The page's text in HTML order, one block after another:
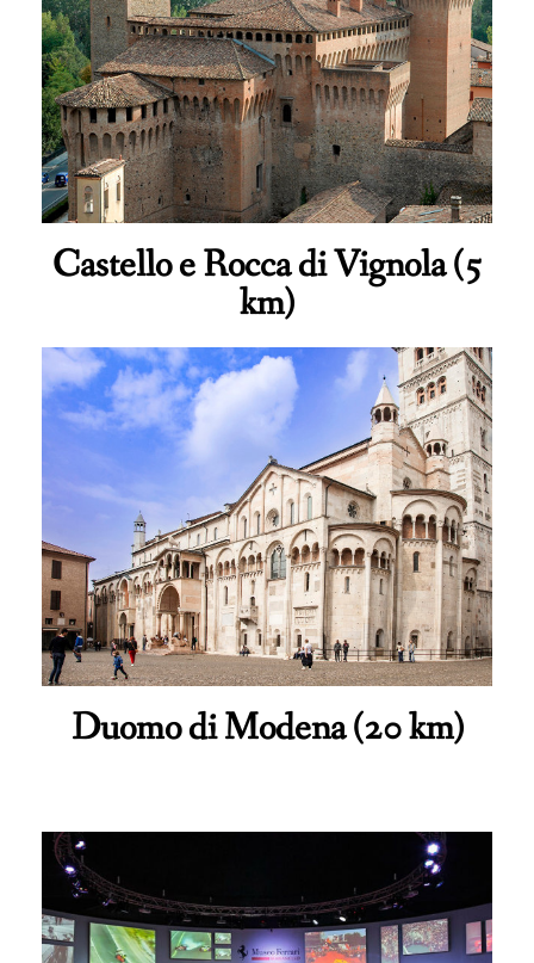
Castello e Rocca di Vignola (5
km)
Duomo di Modena (20 km)